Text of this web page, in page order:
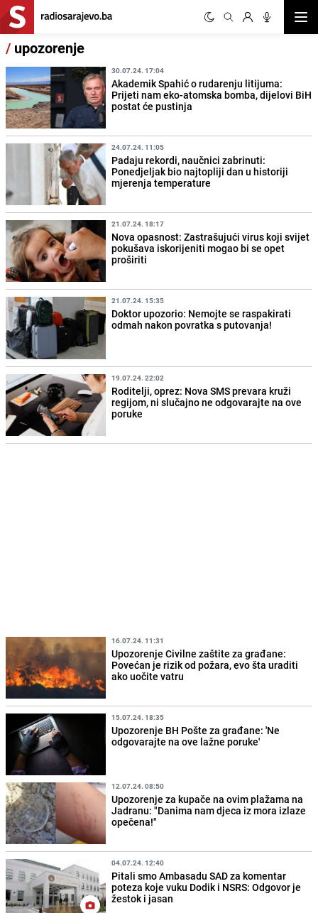
/ upozorenje
30.07.24. 17:04
Akademik Spahić o rudarenju litijuma:
Prijeti nam eko-atomska bomba, dijelovi BiH
postat će pustinja
24.07.24. 11:05
Padaju rekordi, naučnici zabrinuti:
Ponedjeljak bio najtopliji dan u historiji
mjerenja temperature
21.07.24. 18:17
Nova opasnost: Zastrašujući virus koji svijet
pokušava iskorijeniti mogao bi se opet
proširiti
21.07.24. 15:35
Doktor upozorio: Nemojte se raspakirati
odmah nakon povratka s putovanja!
19.07.24. 22:02
Roditelji, oprez: Nova SMS prevara kruži
regijom, ni slučajno ne odgovarajte na ove
poruke
16.07.24. 11:31
Upozorenje Civilne zaštite za građane:
Povećan je rizik od požara, evo šta uraditi
ako uočite vatru
15.07.24. 18:35
Upozorenje BH Pošte za građane: 'Ne
odgovarajte na ove lažne poruke'
12.07.24. 08:50
Upozorenje za kupače na ovim plažama na
Jadranu: "Danima nam djeca iz mora izlaze
opečena!"
04.07.24. 12:40
Pitali smo Ambasadu SAD za komentar
poteza koje vuku Dodik i NSRS: Odgovor je
žestok i jasan